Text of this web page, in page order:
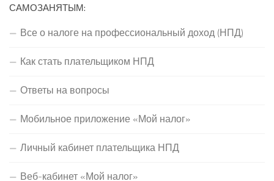
САМОЗАНЯТЫМ:
Все о налоге на профессиональный доход (НПД)
Как стать плательщиком НПД
Ответы на вопросы
Мобильное приложение «Мой налог»
Личный кабинет плательщика НПД
Веб-кабинет «Мой налог»